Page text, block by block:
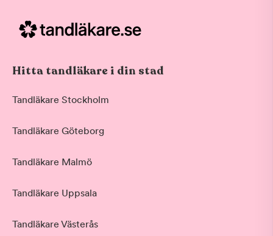
Hitta tandläkare i din stad
Tandläkare Stockholm
Tandläkare Göteborg
Tandläkare Malmö
Tandläkare Uppsala
Tandläkare Västerås